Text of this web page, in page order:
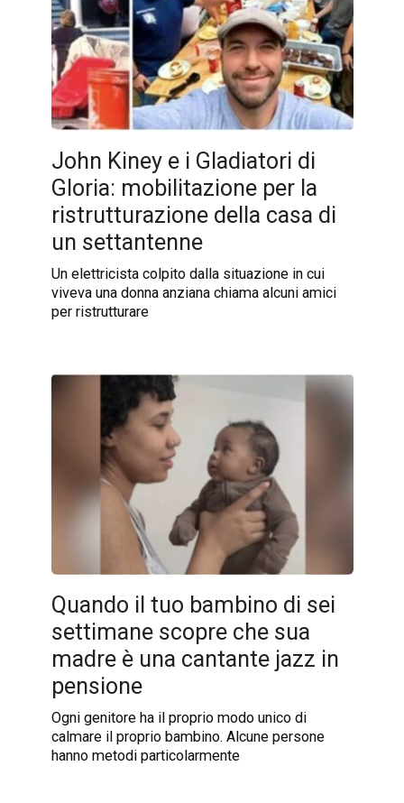
John Kiney e i Gladiatori di
Gloria: mobilitazione per la
ristrutturazione della casa di
un settantenne
Un elettricista colpito dalla situazione in cui
viveva una donna anziana chiama alcuni amici
per ristrutturare
Quando il tuo bambino di sei
settimane scopre che sua
madre è una cantante jazz in
pensione
Ogni genitore ha il proprio modo unico di
calmare il proprio bambino. Alcune persone
hanno metodi particolarmente